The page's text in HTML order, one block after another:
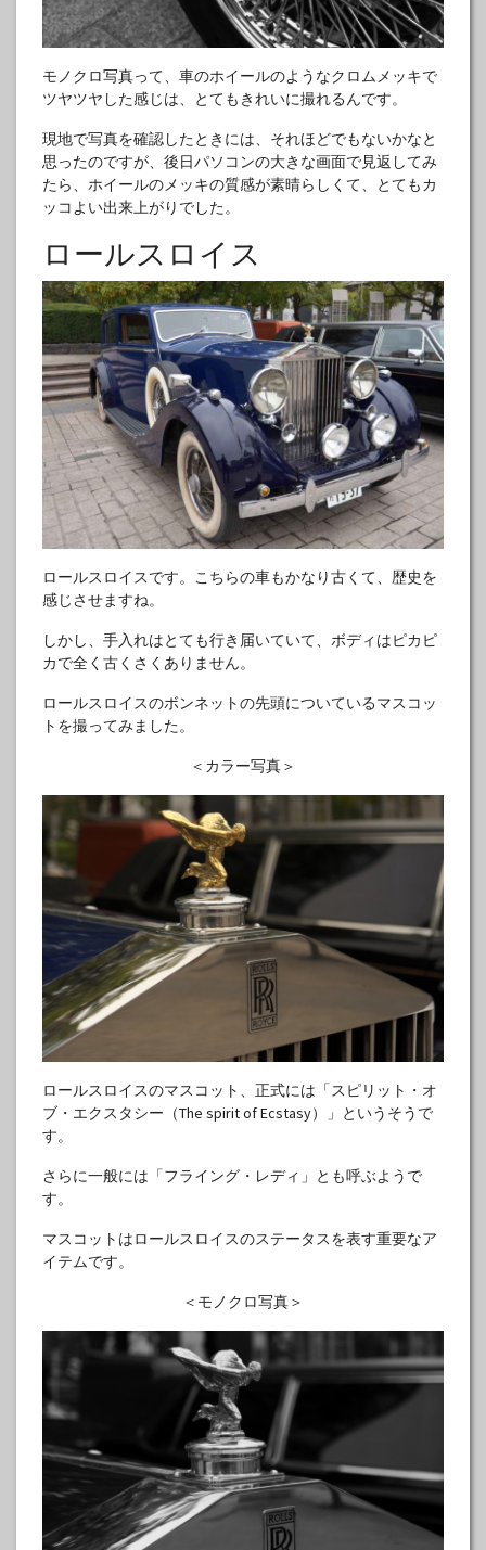
モノクロ写真って、車のホイールのようなクロムメッキで
ツヤツヤした感じは、とてもきれいに撮れるんです。
現地で写真を確認したときには、それほどでもないかなと
思ったのですが、後日パソコンの大きな画面で見返してみ
たら、ホイールのメッキの質感が素晴らしくて、とてもカ
ッコよい出来上がりでした。
ロールスロイス
ロールスロイスです。こちらの車もかなり古くて、歴史を
感じさせますね。
しかし、手入れはとても行き届いていて、ボディはピカピ
カで全く古くさくありません。
ロールスロイスのボンネットの先頭についているマスコッ
トを撮ってみました。
＜カラー写真＞
ロールスロイスのマスコット、正式には「スピリット・オ
ブ・エクスタシー（The spirit of Ecstasy）」というそうで
す。
さらに一般には「フライング・レディ」とも呼ぶようで
す。
マスコットはロールスロイスのステータスを表す重要なア
イテムです。
＜モノクロ写真＞